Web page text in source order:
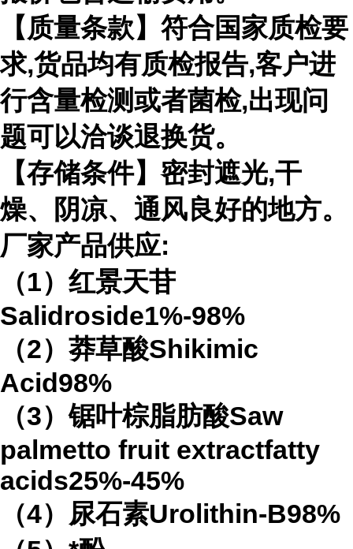
【质量条款】符合国家质检要
求,货品均有质检报告,客户进
行含量检测或者菌检,出现问
题可以洽谈退换货。
【存储条件】密封遮光,干
燥、阴凉、通风良好的地方。
厂家产品供应:
（1）红景天苷
Salidroside1%-98%
（2）莽草酸Shikimic
Acid98%
（3）锯叶棕脂肪酸Saw
palmetto fruit extractfatty
acids25%-45%
（4）尿石素Urolithin-B98%